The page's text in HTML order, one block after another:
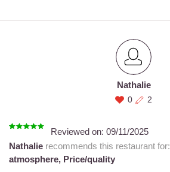
Nathalie
0 2
Reviewed on: 09/11/2025
Nathalie recommends this restaurant for:
atmosphere, Price/quality